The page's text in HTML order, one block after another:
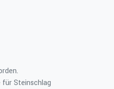
Steinschlag